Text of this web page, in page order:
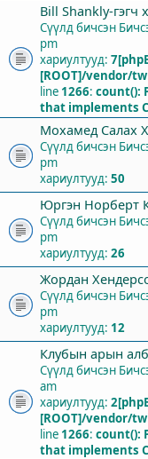
Bill Shankly-гэгч
Сүүлд бичсэн
pm
хариултууд: 7
[ROOT]/vendor/
line 1266: count():
that implements
Мохамед Салах
Сүүлд бичсэн
pm
хариултууд: 50
Юргэн Норберт
Сүүлд бичсэн
pm
хариултууд: 26
Жордан
Сүүлд бичсэн
pm
хариултууд: 12
Клубын арын
Сүүлд бичсэн
am
хариултууд: 2
[ROOT]/vendor/
line 1266: count():
that implements